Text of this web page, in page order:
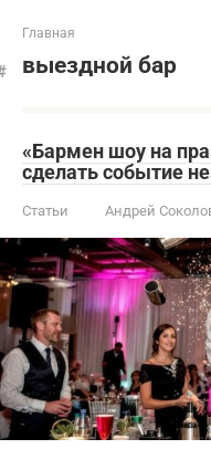
Главная
выездной бар
«Бармен шоу на
сделать событие
Статьи Андрей